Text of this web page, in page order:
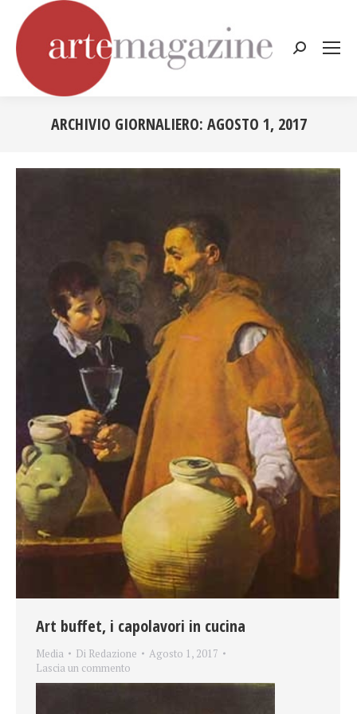
Cerca:
ARCHIVIO GIORNALIERO: AGOSTO 1, 2017
Art buffet, i capolavori in cucina
Media Di Redazione
Agosto 1, 2017
Lascia un commento